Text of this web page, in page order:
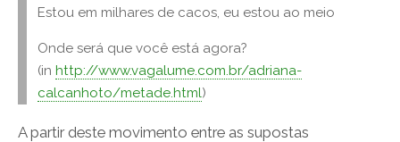
Estou em milhares de cacos, eu estou ao meio
Onde será que você está agora?
(in http://www.vagalume.com.br/adriana-
calcanhoto/metade.html)
A partir deste movimento entre as supostas